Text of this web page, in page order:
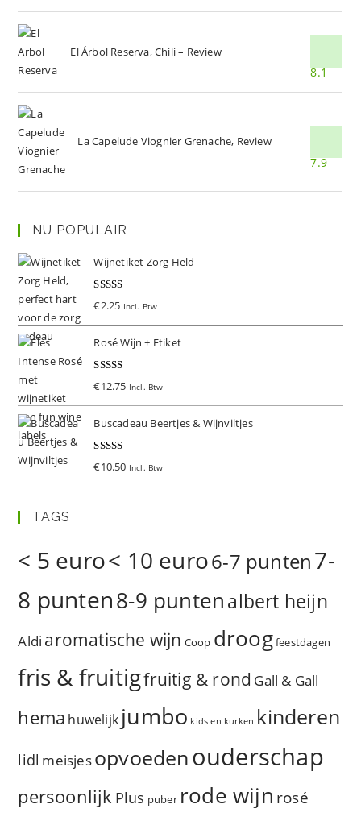
El Árbol Reserva, Chili – Review
8.1
La Capelude Viognier Grenache, Review
7.9
NU POPULAIR
Wijnetiket Zorg Held
Gewaardeer
€2.25 Incl. Btw
Rosé Wijn + Etiket
Gewaardeer
€12.75 Incl. Btw
Buscadeau Beertjes & Wijnviltjes
Gewaardeer
€10.50 Incl. Btw
TAGS
< 5 euro< 10 euro6-7 punten7-
8 punten8-9 puntenalbert heijn
Aldi aromatische wijn Coop droogfeestdagen
fris & fruitigfruitig & rond Gall & Gall
hema huwelijk jumbo kids en kurken kinderen
lidl meisjesopvoedenouderschap
persoonlijk Plus puber rode wijn rosé